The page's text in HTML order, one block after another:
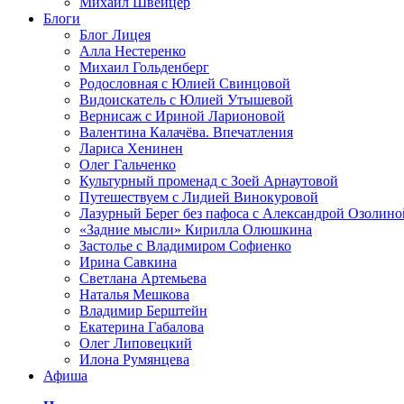
Блоги
Блог Лицея
Алла Нестеренко
Михаил Гольденберг
Родословная с Юлией Свинцовой
Видоискатель с Юлией Утышевой
Вернисаж с Ириной Ларионовой
Валентина Калачёва. Впечатления
Лариса Хенинен
Олег Гальченко
Культурный променад с Зоей Арнаутовой
Путешествуем с Лидией Винокуровой
Лазурный Берег без пафоса с Александрой
«Задние мысли» Кирилла Олюшкина
Застолье с Владимиром Софиенко
Ирина Савкина
Светлана Артемьева
Наталья Мешкова
Владимир Берштейн
Екатерина Габалова
Олег Липовецкий
Илона Румянцева
Афиша